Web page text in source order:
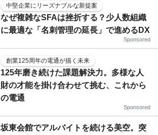
中堅企業にリーズナブルな新提案
なぜ複雑なSFAは挫折する？少人数組織
に最適な「名刺管理の延長」で進めるDX
Sponsored
創業125周年の電通が描く未来
125年磨き続けた課題解決力。多様な人
財の才能を掛け合わせて挑む、これから
の電通
Sponsored
坂東会館でアルバイトを続ける美空。突